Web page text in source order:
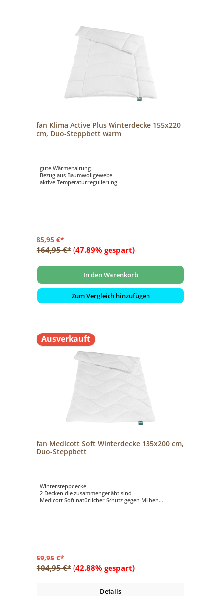
fan Klima Active Plus Winterdecke 155x220
cm, Duo-Steppbett warm
- gute Wärmehaltung
- Bezug aus Baumwollgewebe
- aktive Temperaturregulierung
85,95 €*
164,95 €* (47.89% gespart)
In den Warenkorb
Zum Vergleich hinzufügen
Ausverkauft
fan Medicott Soft Winterdecke 135x200 cm,
Duo-Steppbett
- Wintersteppdecke
- 2 Decken die zusammengenäht sind
- Medicott Soft natürlicher Schutz gegen Milben
59,95 €*
104,95 €* (42.88% gespart)
Details